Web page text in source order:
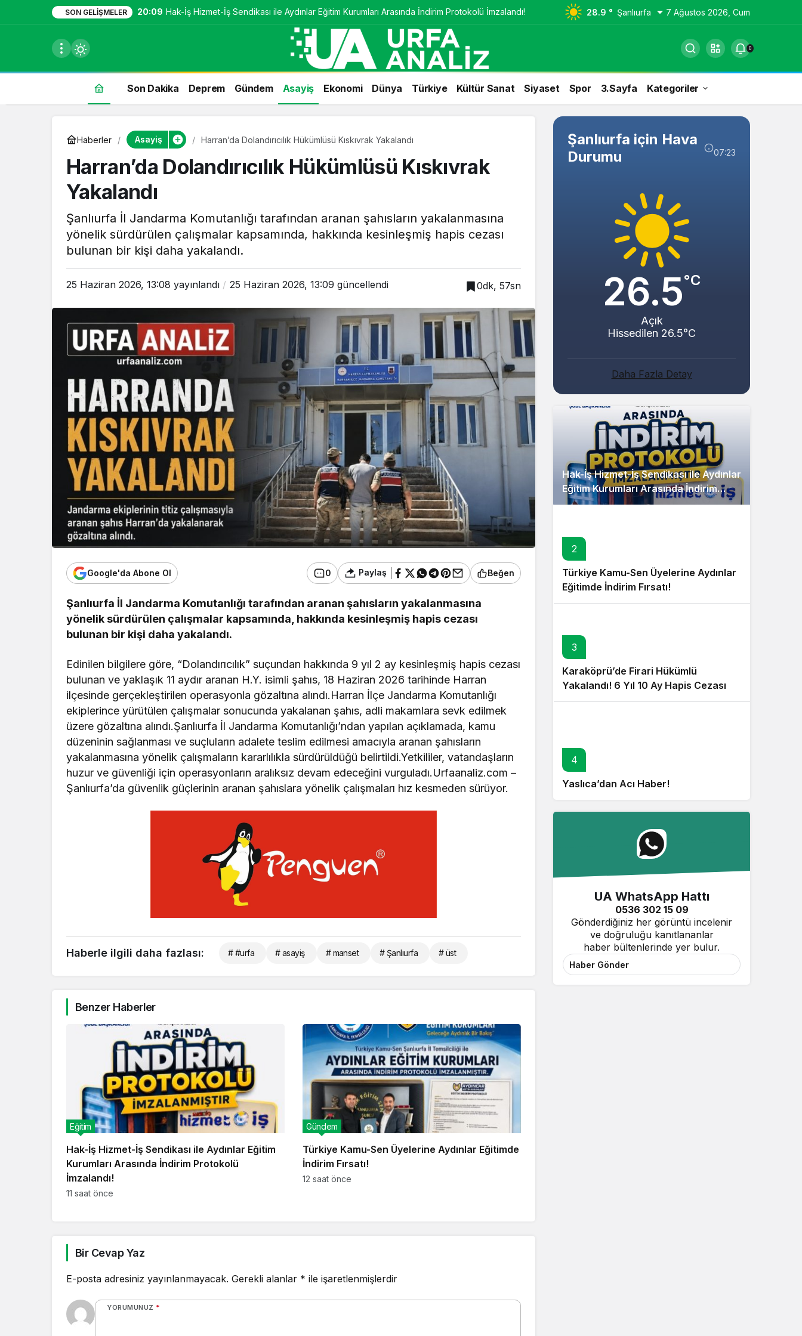
SON GELIŞMELER 20:09 Hak-İş Hizmet-İş Sendikası ile Aydınlar Eğitim Kurumları Arasında İndirim Protokolü İmzalandı! 28.9 ° Şanlıurfa 7 Ağustos 2026, Cum
0
Son Dakika Deprem Gündem Asayiş Ekonomi Dünya Türkiye Kültür Sanat Siyaset Spor 3.Sayfa Kategoriler
Haberler Asayiş Harran’da Dolandırıcılık Hükümlüsü Kıskıvrak Yakalandı
Harran’da Dolandırıcılık Hükümlüsü Kıskıvrak
Yakalandı
Şanlıurfa İl Jandarma Komutanlığı tarafından aranan şahısların yakalanmasına
yönelik sürdürülen çalışmalar kapsamında, hakkında kesinleşmiş hapis cezası
bulunan bir kişi daha yakalandı.
25 Haziran 2026, 13:08 yayınlandı 25 Haziran 2026, 13:09 güncellendi 0dk, 57sn
Google'da Abone Ol 0 Paylaş Beğen
Şanlıurfa İl Jandarma Komutanlığı tarafından aranan şahısların yakalanmasına
yönelik sürdürülen çalışmalar kapsamında, hakkında kesinleşmiş hapis cezası
bulunan bir kişi daha yakalandı.
Edinilen bilgilere göre, “Dolandırıcılık” suçundan hakkında 9 yıl 2 ay kesinleşmiş hapis cezası
bulunan ve yaklaşık 11 aydır aranan H.Y. isimli şahıs, 18 Haziran 2026 tarihinde Harran
ilçesinde gerçekleştirilen operasyonla gözaltına alındı.Harran İlçe Jandarma Komutanlığı
ekiplerince yürütülen çalışmalar sonucunda yakalanan şahıs, adli makamlara sevk edilmek
üzere gözaltına alındı.Şanlıurfa İl Jandarma Komutanlığı’ndan yapılan açıklamada, kamu
düzeninin sağlanması ve suçluların adalete teslim edilmesi amacıyla aranan şahısların
yakalanmasına yönelik çalışmaların kararlılıkla sürdürüldüğü belirtildi.Yetkililer, vatandaşların
huzur ve güvenliği için operasyonların aralıksız devam edeceğini vurguladı.Urfaanaliz.com –
Şanlıurfa’da güvenlik güçlerinin aranan şahıslara yönelik çalışmaları hız kesmeden sürüyor.
Haberle ilgili daha fazlası: # #urfa # asayiş # manset # Şanlıurfa # üst
Benzer Haberler
Hak-İş Hizmet-İş Sendikası ile Aydınlar Eğitim
Kurumları Arasında İndirim Protokolü
İmzalandı!
Eğitim
11 saat önce
Türkiye Kamu-Sen Üyelerine Aydınlar Eğitimde
İndirim Fırsatı!
Gündem
12 saat önce
Bir Cevap Yaz
E-posta adresiniz yayınlanmayacak. Gerekli alanlar * ile işaretlenmişlerdir
YORUMUNUZ *
Şanlıurfa için Hava
Durumu
07:23
26.5°C
Açık
Hissedilen 26.5°C
Daha Fazla Detay
Hak-İş Hizmet-İş Sendikası ile Aydınlar
Eğitim Kurumları Arasında İndirim
Protokolü İmzalandı!
2
Türkiye Kamu-Sen Üyelerine Aydınlar
Eğitimde İndirim Fırsatı!
3
Karaköprü’de Firari Hükümlü
Yakalandı! 6 Yıl 10 Ay Hapis Cezası
Bulunuyordu!
4
Yaslıca’dan Acı Haber!
UA WhatsApp Hattı
0536 302 15 09
Gönderdiğiniz her görüntü incelenir
ve doğruluğu kanıtlananlar
haber bültenlerinde yer bulur.
Haber Gönder